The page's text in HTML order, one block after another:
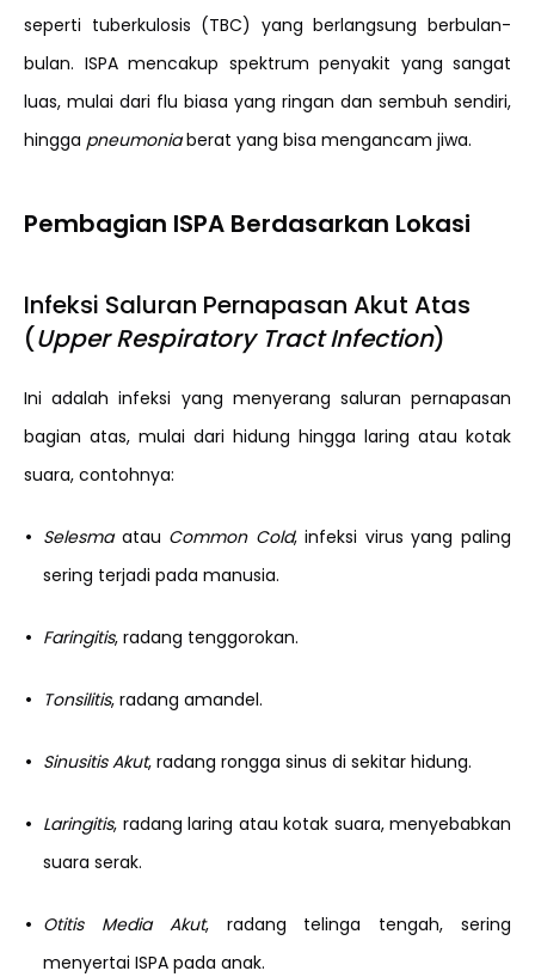
seperti tuberkulosis (TBC) yang berlangsung berbulan-
bulan. ISPA mencakup spektrum penyakit yang sangat
luas, mulai dari flu biasa yang ringan dan sembuh sendiri,
hingga pneumoniaberat yang bisa mengancam jiwa.
Pembagian ISPA Berdasarkan Lokasi
Infeksi Saluran Pernapasan Akut Atas
(Upper Respiratory Tract Infection)
Ini adalah infeksi yang menyerang saluran pernapasan
bagian atas, mulai dari hidung hingga laring atau kotak
suara, contohnya:
• Selesma atau Common Cold, infeksi virus yang paling
sering terjadi pada manusia.
• Faringitis, radang tenggorokan.
• Tonsilitis, radang amandel.
• Sinusitis Akut, radang rongga sinus di sekitar hidung.
• Laringitis, radang laring atau kotak suara, menyebabkan
suara serak.
• Otitis Media Akut, radang telinga tengah, sering
menyertai ISPA pada anak.